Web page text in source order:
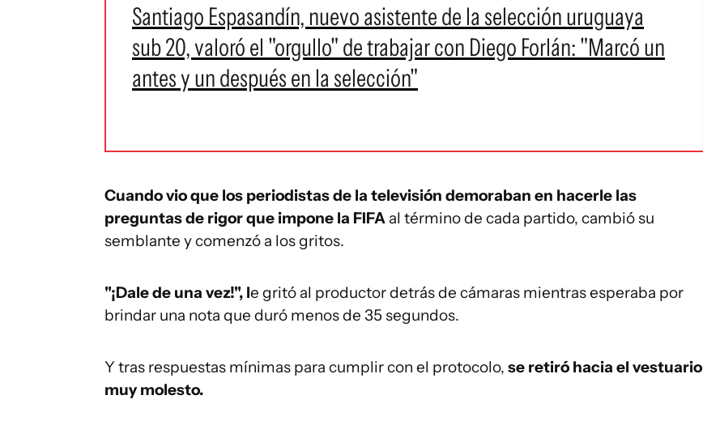
Santiago Espasandín, nuevo asistente de la selección uruguaya
sub 20, valoró el "orgullo" de trabajar con Diego Forlán: "Marcó un
antes y un después en la selección"
Cuando vio que los periodistas de la televisión demoraban en hacerle las
preguntas de rigor que impone la FIFA al término de cada partido, cambió su
semblante y comenzó a los gritos.
"¡Dale de una vez!", le gritó al productor detrás de cámaras mientras esperaba por
brindar una nota que duró menos de 35 segundos.
Y tras respuestas mínimas para cumplir con el protocolo, se retiró hacia el vestuario
muy molesto.